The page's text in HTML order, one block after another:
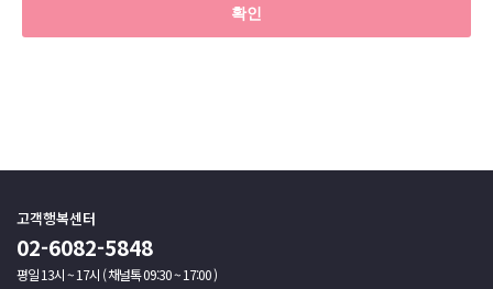
고객행복센터
02-6082-5848
평일 13시 ~ 17시 ( 채널톡 09:30 ~ 17:00 )